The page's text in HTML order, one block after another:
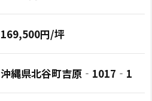
169,500円/坪
沖縄県北谷町吉原‐1017‐1